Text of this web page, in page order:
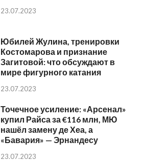
23.07.2023
Юбилей Жулина, тренировки
Костомарова и признание
Загитовой: что обсуждают в
мире фигурного катания
23.07.2023
Точечное усиление: «Арсенал»
купил Райса за €116 млн, МЮ
нашёл замену де Хеа, а
«Бавария» — Эрнандесу
23.07.2023